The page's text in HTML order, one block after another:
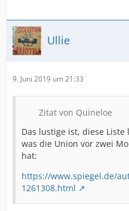
Ullie
9. Juni 2019 um 21:33
Zitat von Quineloe
Das lustige ist, diese
was die Union vor zwei
hat:
https://www.spiegel.de/
1261308.html